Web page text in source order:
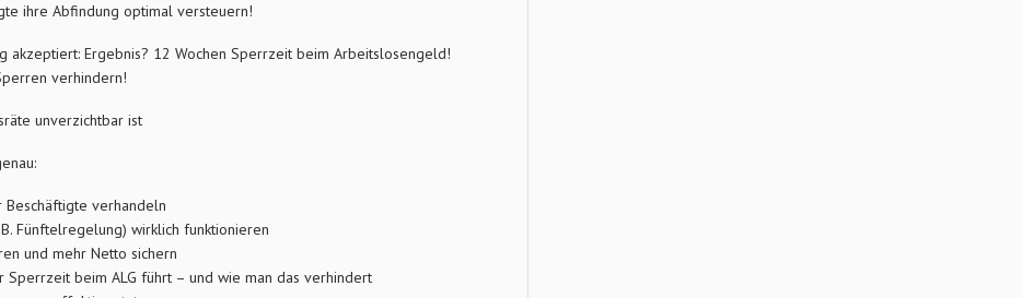
ihre Abfindung optimal versteuern!
akzeptiert: Ergebnis? 12 Wochen Sperrzeit beim Arbeitslosengeld!
verhindern!
unverzichtbar ist
verhandeln
Fünftelregelung) wirklich funktionieren
und mehr Netto sichern
beim ALG führt – und wie man das verhindert